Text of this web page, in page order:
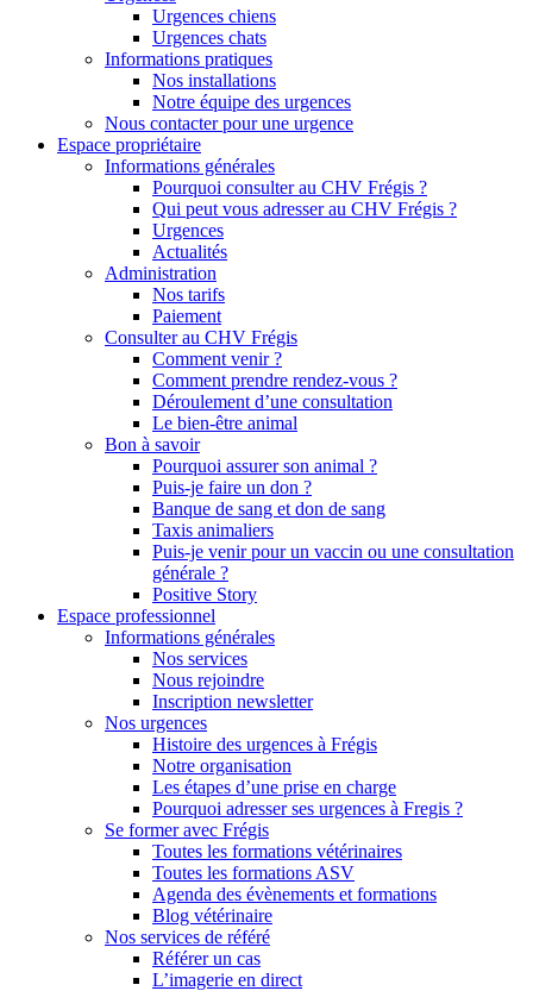
Urgences chiens
Urgences chats
Informations pratiques
Nos installations
Notre équipe des urgences
Nous contacter pour une urgence
Espace propriétaire
Informations générales
Pourquoi consulter au CHV Frégis ?
Qui peut vous adresser au CHV Frégis ?
Urgences
Actualités
Administration
Nos tarifs
Paiement
Consulter au CHV Frégis
Comment venir ?
Comment prendre rendez-vous ?
Déroulement d’une consultation
Le bien-être animal
Bon à savoir
Pourquoi assurer son animal ?
Puis-je faire un don ?
Banque de sang et don de sang
Taxis animaliers
Puis-je venir pour un vaccin ou une consultation
générale ?
Positive Story
Espace professionnel
Informations générales
Nos services
Nous rejoindre
Inscription newsletter
Nos urgences
Histoire des urgences à Frégis
Notre organisation
Les étapes d’une prise en charge
Pourquoi adresser ses urgences à Fregis ?
Se former avec Frégis
Toutes les formations vétérinaires
Toutes les formations ASV
Agenda des évènements et formations
Blog vétérinaire
Nos services de référé
Référer un cas
L’imagerie en direct